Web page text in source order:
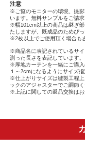
注意
※ご覧のモニターの環境、撮
います。無料サンプルをご請
※幅101cm以上の商品は継ぎ
たしますが、既成品のためぴ
※2枚以上でご使用頂く場合も
※商品名に表記されているサ
測った長さを表記しています。
※厚地カーテンを一緒にご購
１～2cmになるようにサイズ指
※仕上がりサイズは縫製工程
ックのアジャスターでご調節く
※上記に関しての返品交換はお